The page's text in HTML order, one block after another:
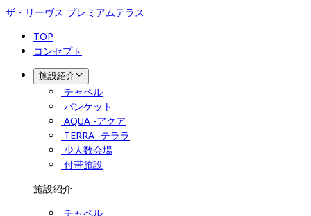
ザ・リーヴス プレミアムテラス
TOP
コンセプト
施設紹介
チャペル
バンケット
AQUA -アクア
TERRA -テララ
少人数会場
付帯施設
施設紹介
チャペル